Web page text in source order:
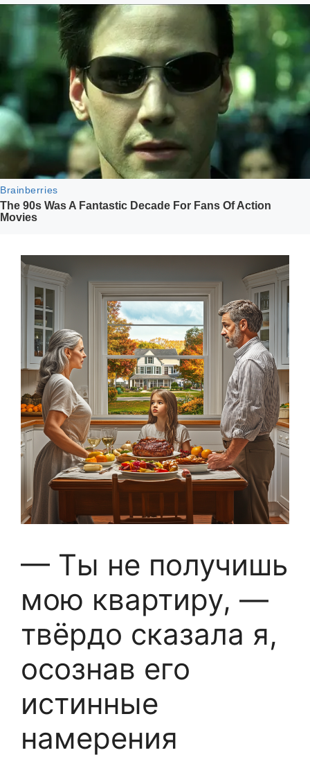
— Ты не получишь
мою квартиру, —
твёрдо сказала я,
осознав его
истинные
намерения